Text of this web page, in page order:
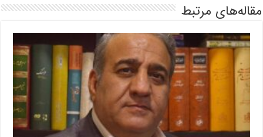
مقاله‌های مرتبط